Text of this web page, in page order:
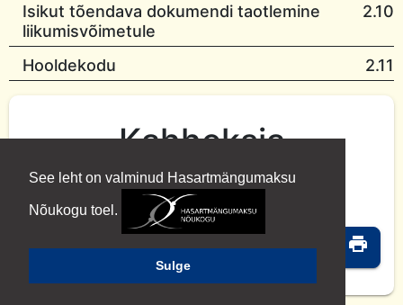
See leht on valminud Hasartmängumaksu
Nõukogu toel.
Sulge
Kahheksia
print
email
Isikut tõendava dokumendi taotlemine
liikumisvõimetule
2.10
Hooldekodu 2.11